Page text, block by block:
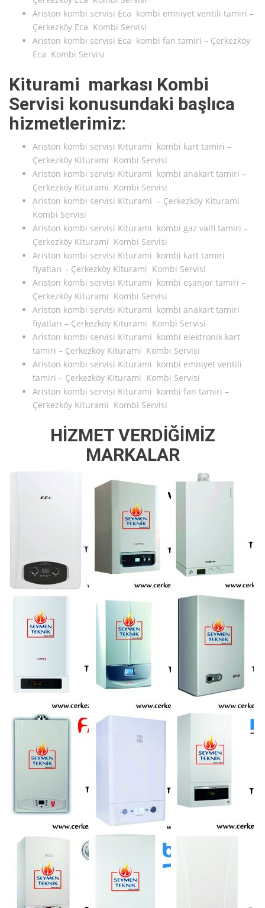
Ariston kombi servisi Eca kombi emniyet ventili tamiri –
Çerkezköy Eca Kombi Servisi
Ariston kombi servisi Eca kombi fan tamiri – Çerkezköy
Eca Kombi Servisi
Kiturami markası Kombi
Servisi konusundaki başlıca
hizmetlerimiz:
Ariston kombi servisi Kiturami kombi kart tamiri –
Çerkezköy Kiturami Kombi Servisi
Ariston kombi servisi Kiturami kombi anakart tamiri –
Çerkezköy Kiturami Kombi Servisi
Ariston kombi servisi Kiturami – Çerkezköy Kiturami
Kombi Servisi
Ariston kombi servisi Kiturami kombi gaz valfi tamiri –
Çerkezköy Kiturami Kombi Servisi
Ariston kombi servisi Kiturami kombi kart tamiri
fiyatları – Çerkezköy Kiturami Kombi Servisi
Ariston kombi servisi Kiturami kombi eşanjör tamiri –
Çerkezköy Kiturami Kombi Servisi
Ariston kombi servisi Kiturami kombi anakart tamiri
fiyatları – Çerkezköy Kiturami Kombi Servisi
Ariston kombi servisi Kiturami kombi elektronik kart
tamiri – Çerkezköy Kiturami Kombi Servisi
Ariston kombi servisi Kiturami kombi emniyet ventili
tamiri – Çerkezköy Kiturami Kombi Servisi
Ariston kombi servisi Kiturami kombi fan tamiri –
Çerkezköy Kiturami Kombi Servisi
HİZMET VERDİĞİMİZ
MARKALAR